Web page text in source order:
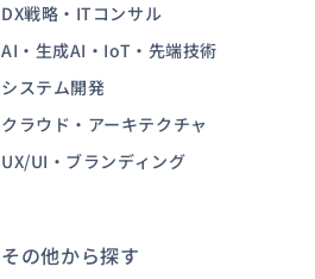
DX戦略・ITコンサル
AI・生成AI・IoT・先端技術
システム開発
クラウド・アーキテクチャ
UX/UI・ブランディング
その他から探す